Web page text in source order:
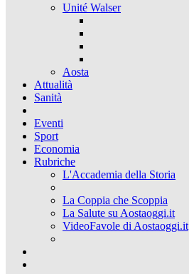
Unité Walser
Aosta
Attualità
Sanità
Eventi
Sport
Economia
Rubriche
L'Accademia della Storia
La Coppia che Scoppia
La Salute su Aostaoggi.it
VideoFavole di Aostaoggi.it